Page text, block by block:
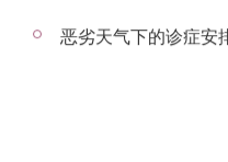
服
恶劣天气下的诊症安